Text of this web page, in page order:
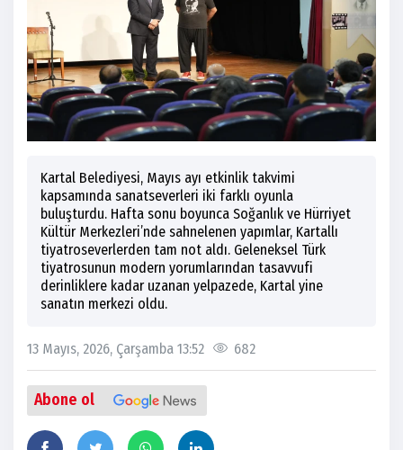
Kartal Belediyesi, Mayıs ayı etkinlik takvimi
kapsamında sanatseverleri iki farklı oyunla
buluşturdu. Hafta sonu boyunca Soğanlık ve Hürriyet
Kültür Merkezleri’nde sahnelenen yapımlar, Kartallı
tiyatroseverlerden tam not aldı. Geleneksel Türk
tiyatrosunun modern yorumlarından tasavvufi
derinliklere kadar uzanan yelpazede, Kartal yine
sanatın merkezi oldu.
13 Mayıs, 2026, Çarşamba 13:52 682
Abone ol